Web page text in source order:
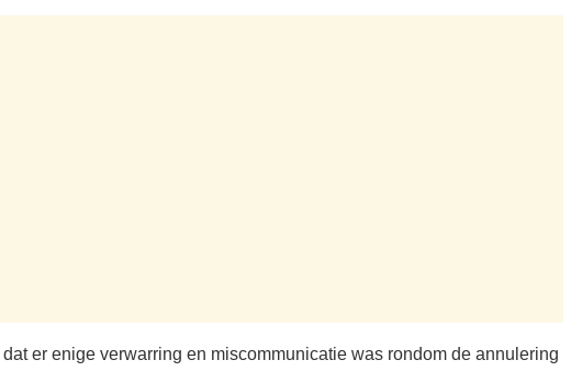
er enige verwarring en miscommunicatie was rondom de annulering